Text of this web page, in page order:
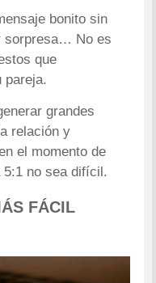
bonito sin
sorpresa… No es
que
pareja.
grandes
relación y
el momento de
no sea difícil.
FÁCIL